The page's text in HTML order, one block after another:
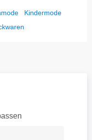
Kindermode